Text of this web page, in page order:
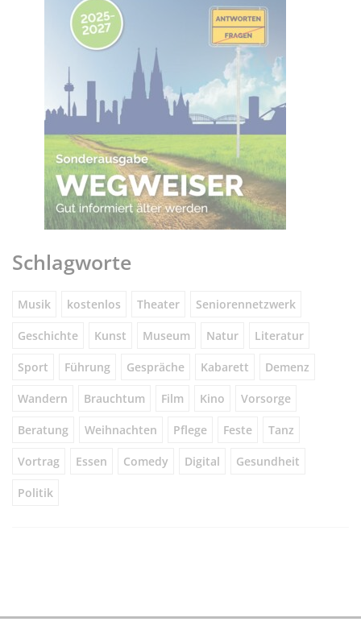
Schlagworte
Musik kostenlos Theater Seniorennetzwerk
Geschichte Kunst Museum Natur Literatur
Sport Führung Gespräche Kabarett Demenz
Wandern Brauchtum Film Kino Vorsorge
Beratung Weihnachten Pflege Feste Tanz
Vortrag Essen Comedy Digital Gesundheit
Politik